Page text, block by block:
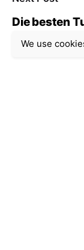
Die besten
erfahrene
We use